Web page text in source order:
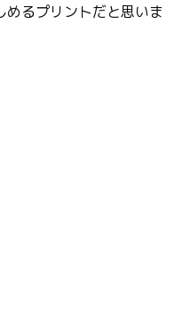
るプリントだと思いま